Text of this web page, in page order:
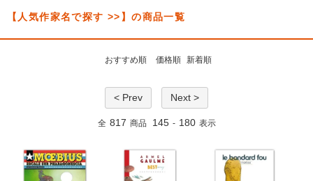
【人気作家名で探す >>】の商品一覧
おすすめ順 価格順 新着順
< Prev Next >
全 817 商品 145 - 180 表示